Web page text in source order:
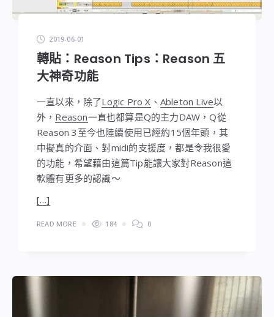
2019-06-01
轉貼：Reason Tips：Reason 五
大神奇功能
一直以來，除了Logic Pro X 、 Ableton Live以
外， Reason一直也都算是Q的主力DAW，Q從
Reason 3至今也陸續使用已經約15個年頭，其
中擬真的介面、對midi的支援度，都是令我很愛
的功能，希望藉由這篇Tip能讓大家對Reason這
軟體有更多的認識～
[…]
READ MORE 184 0